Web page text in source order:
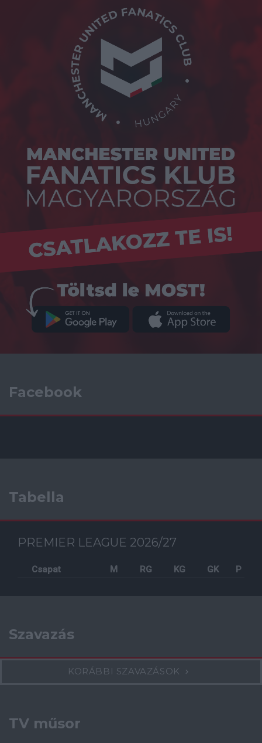
Facebook
Tabella
PREMIER LEAGUE 2026/27
Csapat M RG KG GK P
Szavazás
KORÁBBI SZAVAZÁSOK
TV műsor